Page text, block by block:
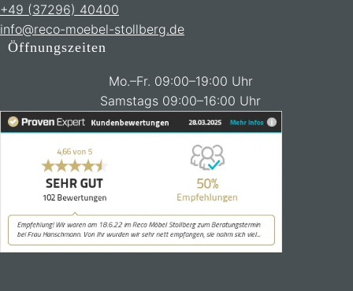
+49 (37296) 40400
info@reco-moebel-stollberg.de
Öffnungszeiten
Mo.–Fr. 09:00–19:00 Uhr
Samstags 09:00–16:00 Uhr